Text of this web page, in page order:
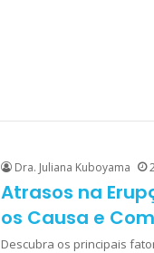
Dra. Juliana Kuboyama
Atrasos na
os Causa e
Descubra os principais